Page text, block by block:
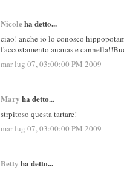
Nicoleha detto...
ciao! anche io lo conosco
l'accostamento ananas e
mar lug 07, 03:00:00 PM 2009
Mary ha detto...
strpitoso questa tartare!
mar lug 07, 03:00:00 PM 2009
Betty ha detto...